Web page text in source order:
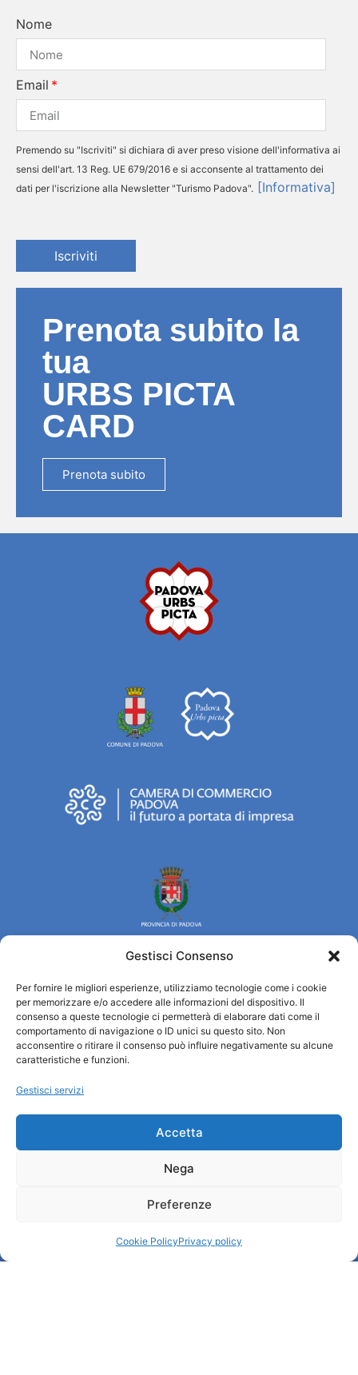
Gestisci Consenso
Per fornire le migliori esperienze, utilizziamo tecnologie come i cookie
per memorizzare e/o accedere alle informazioni del dispositivo. Il
consenso a queste tecnologie ci permetterà di elaborare dati come il
comportamento di navigazione o ID unici su questo sito. Non
acconsentire o ritirare il consenso può influire negativamente su alcune
caratteristiche e funzioni.
Gestisci servizi
Accetta
Nega
Preferenze
Cookie PolicyPrivacy policy
Nome
Email
Premendo su "Iscriviti" si dichiara di aver preso visione dell'informativa ai
sensi dell'art. 13 Reg. UE 679/2016 e si acconsente al trattamento dei
dati per l'iscrizione alla Newsletter "Turismo Padova". [Informativa]
Iscriviti
Prenota subito la
tua
URBS PICTA
CARD
Prenota subito
Turismo Padova
Chi siamo
Informazioni e Accoglienza Turistica/IAT
Cookie Policy
Amministrazione trasparente